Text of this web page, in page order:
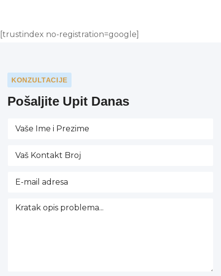
[trustindex no-registration=google]
KONZULTACIJE
Pošaljite Upit Danas